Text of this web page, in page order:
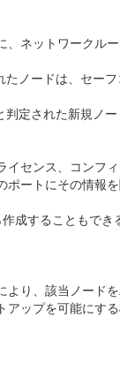
、ネットワークル
ノードは、セー
定された新規ノ
イセンス、コンフ
ポートにその情報
成することもで
より、該当ノード
アップを可能にす